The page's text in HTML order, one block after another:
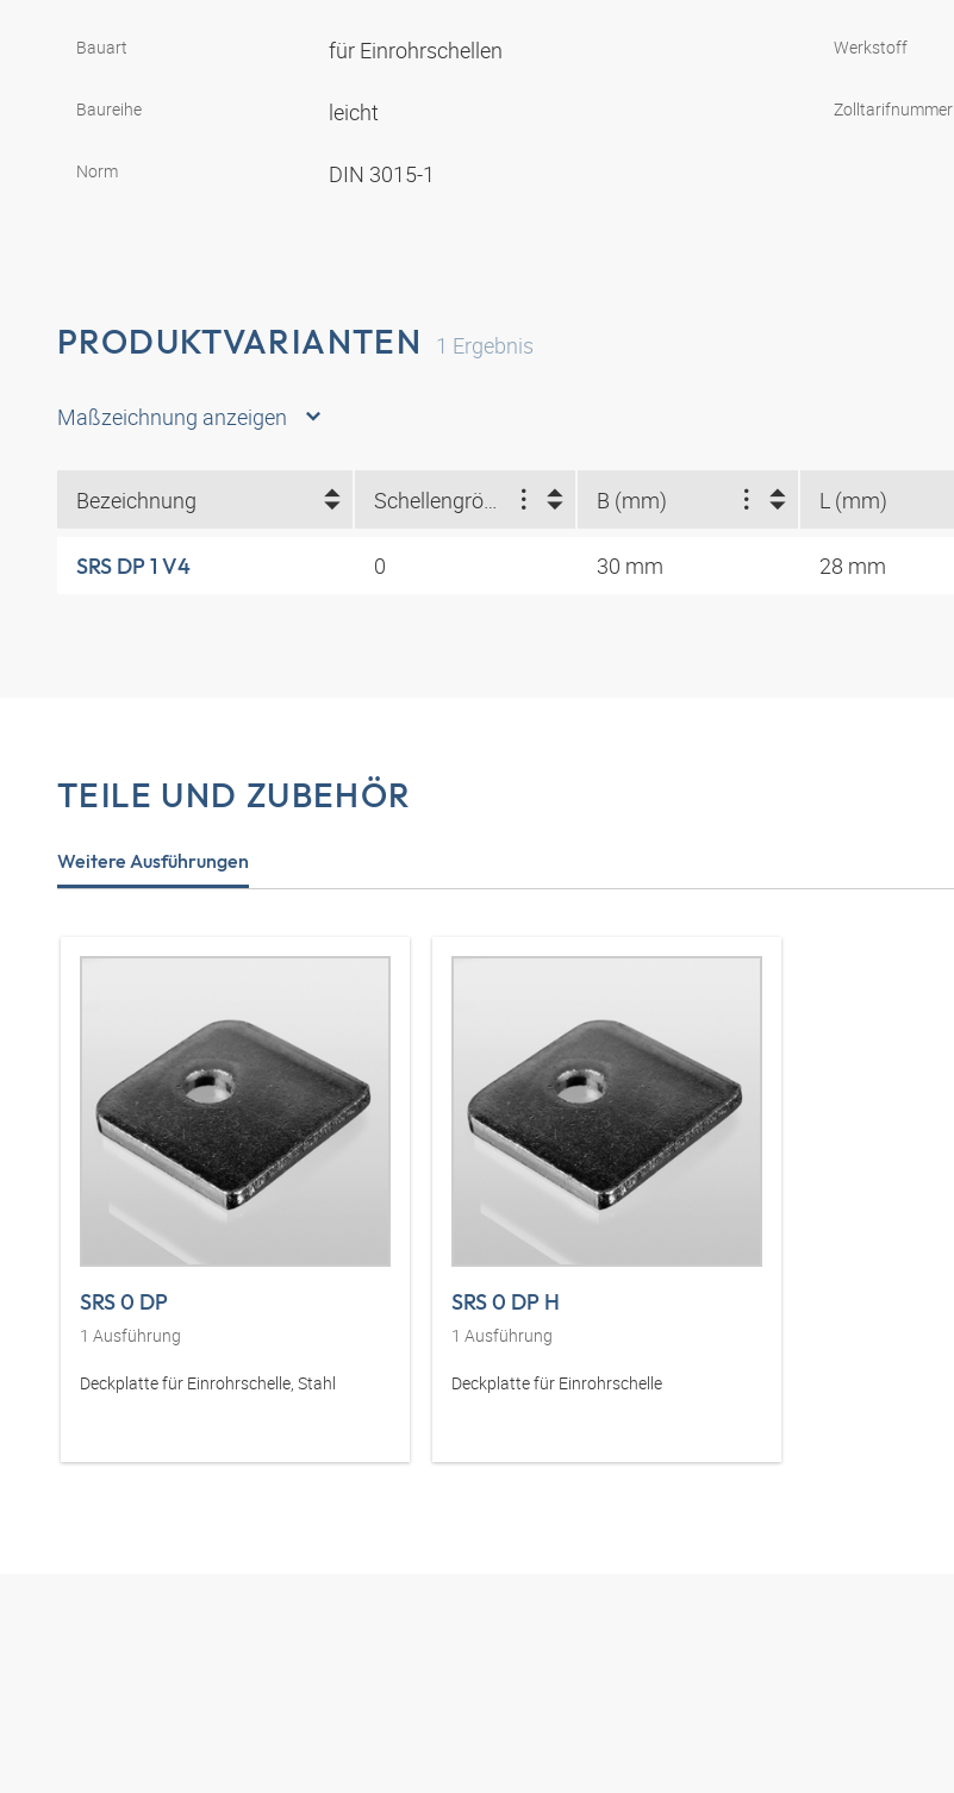
Bauart für Einrohrschellen
Baureihe leicht
Norm DIN 3015-1
Werkstoff
Zolltarifnummer
PRODUKTVARIANTEN 1 Ergebnis
Maßzeichnung anzeigen
Bezeichnung Schellengröße B (mm) L (mm)
SRS DP 1 V4 0 30 mm 28 mm
TEILE UND ZUBEHÖR
Weitere Ausführungen
SRS 0 DP
1 Ausführung
Deckplatte für Einrohrschelle, Stahl
SRS 0 DP H
1 Ausführung
Deckplatte für Einrohrschelle